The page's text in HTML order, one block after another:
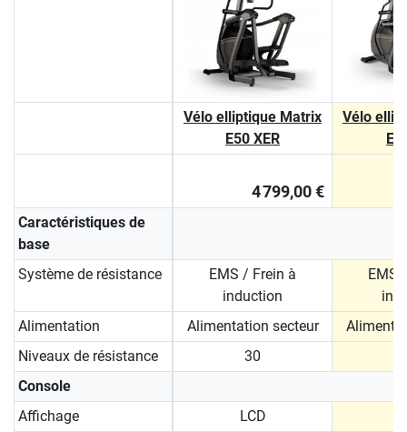
Vélo elliptique Matrix
E50 XER
Vélo
4 799,00 €
Caractéristiques de
base
Système de résistance
EMS / Frein à
induction
EMS
Alimentation
Alimentation secteur
Niveaux de résistance
30
Console
Affichage
LCD